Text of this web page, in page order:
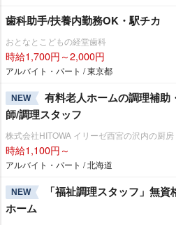
歯科助手/扶養内勤務OK・駅チカ
おとなとこどもの経堂歯科
時給1,700円～2,000円
アルバイト・パート / 東京都
NEW
有料老人ホームの調理補助
師/調理スタッフ
株式会社HITOWA イリーゼ西宮の沢内の厨房
時給1,100円～
アルバイト・パート / 北海道
NEW
「福祉調理スタッフ」無
ホーム